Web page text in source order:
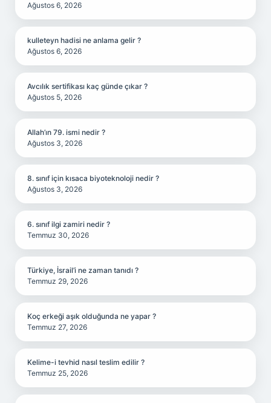
Ağustos 6, 2026
kulleteyn hadisi ne anlama gelir ?
Ağustos 6, 2026
Avcılık sertifikası kaç günde çıkar ?
Ağustos 5, 2026
Allah’ın 79. ismi nedir ?
Ağustos 3, 2026
8. sınıf için kısaca biyoteknoloji nedir ?
Ağustos 3, 2026
6. sınıf ilgi zamiri nedir ?
Temmuz 30, 2026
Türkiye, İsrail’i ne zaman tanıdı ?
Temmuz 29, 2026
Koç erkeği aşık olduğunda ne yapar ?
Temmuz 27, 2026
Kelime-i tevhid nasıl teslim edilir ?
Temmuz 25, 2026